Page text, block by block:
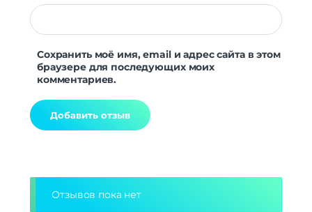
Сохранить моё имя, email и адрес сайта в этом
браузере для последующих моих
комментариев.
Отзывов пока нет